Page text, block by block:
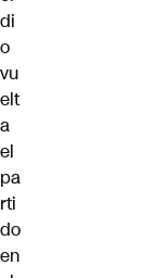
di
o
vu
elt
a
el
pa
rti
do
en